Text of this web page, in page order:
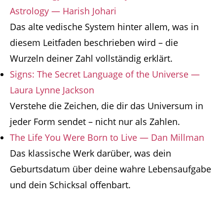
Astrology — Harish Johari
Das alte vedische System hinter allem, was in
diesem Leitfaden beschrieben wird – die
Wurzeln deiner Zahl vollständig erklärt.
Signs: The Secret Language of the Universe —
Laura Lynne Jackson
Verstehe die Zeichen, die dir das Universum in
jeder Form sendet – nicht nur als Zahlen.
The Life You Were Born to Live — Dan Millman
Das klassische Werk darüber, was dein
Geburtsdatum über deine wahre Lebensaufgabe
und dein Schicksal offenbart.